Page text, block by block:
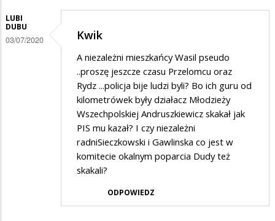
LUBI
DUBU
03/07/2020 Kwik
A niezależni mieszkańcy Wasil pseudo
..proszę jeszcze czasu Przelomcu oraz
Rydz ...policja bije ludzi byli? Bo ich guru od
kilometrówek były działacz Młodzieży
Wszechpolskiej Andruszkiewicz skakał jak
PIS mu kazał? I czy niezależni
radniSieczkowski i Gawlinska co jest w
komitecie okalnym poparcia Dudy też
skakali?
ODPOWIEDZ